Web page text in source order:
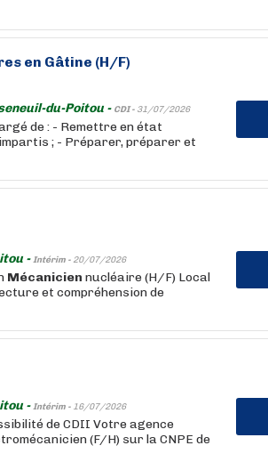
en Gâtine (H/F)
du-Poitou - CDI - 31/07/2026
de : - Remettre en état
; - Préparer, préparer et
-Intérim - 20/07/2026
Mécanicien nucléaire (H/F) Local
et compréhension de
-Intérim - 16/07/2026
de CDII Votre agence
(F/H) sur la CNPE de